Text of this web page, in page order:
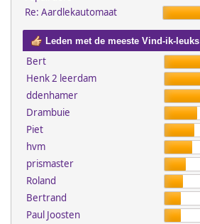
Re: Aardlekautomaat
Leden met de meeste Vind-ik-leuks
Bert
Henk 2 leerdam
ddenhamer
Drambuie
Piet
hvm
prismaster
Roland
Bertrand
Paul Joosten